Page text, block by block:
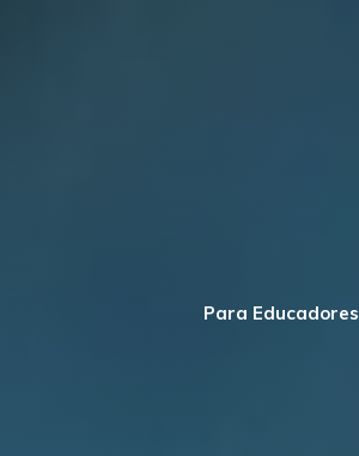
Para Educadores